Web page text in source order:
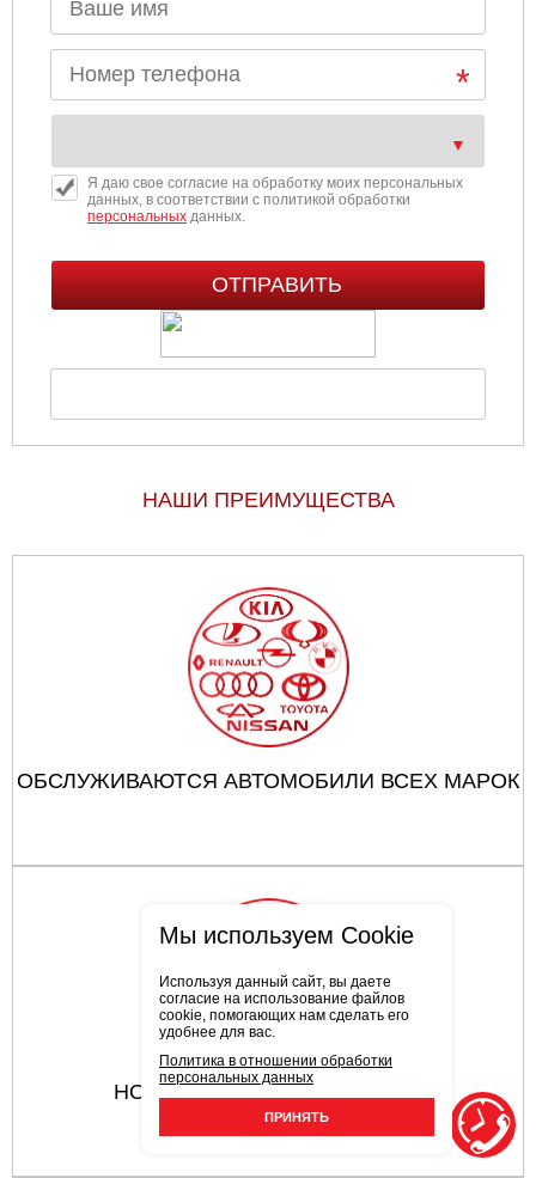
Я даю свое согласие на обработку моих персональных
данных, в соответствии с политикой обработки
персональныхданных.
НАШИ ПРЕИМУЩЕСТВА
ОБСЛУЖИВАЮТСЯ АВТОМОБИЛИ ВСЕХ МАРОК
НОВЕЙШЕЕ ОБОРУДОВАНИЕ
Мы используем Cookie
Используя данный сайт, вы даете
согласие на использование файлов
cookie, помогающих нам сделать его
удобнее для вас.
Политика в отношении обработки
персональных данных
ПРИНЯТЬ